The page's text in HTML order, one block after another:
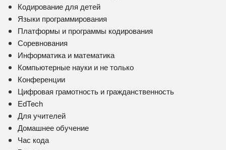
Кодирование для детей
Языки программирования
Платформы и программы кодирования
Соревнования
Информатика и математика
Компьютерные науки и не только
Конференции
Цифровая грамотность и гражданственность
EdTech
Для учителей
Домашнее обучение
Час кода